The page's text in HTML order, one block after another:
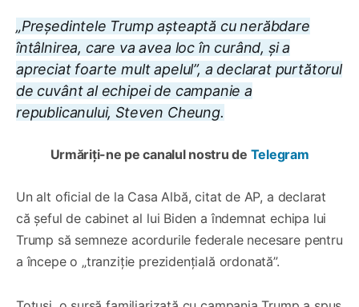
„Președintele Trump așteaptă cu nerăbdare
întâlnirea, care va avea loc în curând, și a
apreciat foarte mult apelul”, a declarat purtătorul
de cuvânt al echipei de campanie a
republicanului, Steven Cheung.
Urmăriți-ne pe canalul nostru de Telegram
Un alt oficial de la Casa Albă, citat de AP, a declarat
că șeful de cabinet al lui Biden a îndemnat echipa lui
Trump să semneze acordurile federale necesare pentru
a începe o „tranziție prezidențială ordonată”.